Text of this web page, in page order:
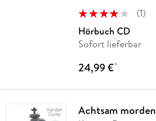
(1)
Hörbuch CD
Sofort lieferbar
24,99 €*
Achtsam morden